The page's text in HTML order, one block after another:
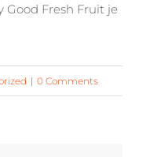
Fresh Fruit је
| 0 Comments